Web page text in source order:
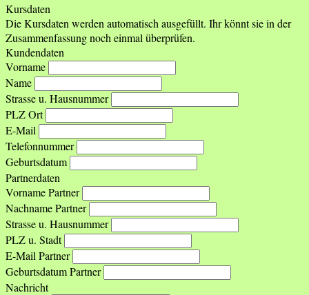
Kursdaten
Die Kursdaten werden automatisch ausgefüllt. Ihr könnt sie in der
Zusammenfassung noch einmal überprüfen.
Kundendaten
Vorname
Name
Strasse u. Hausnummer
PLZ Ort
E-Mail
Telefonnummer
Geburtsdatum
Partnerdaten
Vorname Partner
Nachname Partner
Strasse u. Hausnummer
PLZ u. Stadt
E-Mail Partner
Geburtsdatum Partner
Nachricht